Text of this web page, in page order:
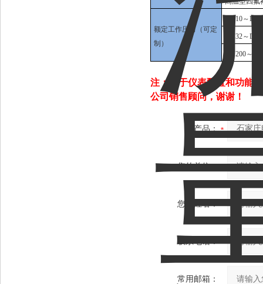
额定工作压力（可定
制）
DN10～
DN32～
DN200～
注：由于仪表配置和功能
公司销售顾问，谢谢！
产品：
您的单位：
您的姓名：
常用邮箱：